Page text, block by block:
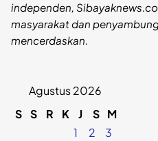
independen,
masyarakat dan
mencerdaskan.
Agustus 2026
S S R K J S M
1
2
3